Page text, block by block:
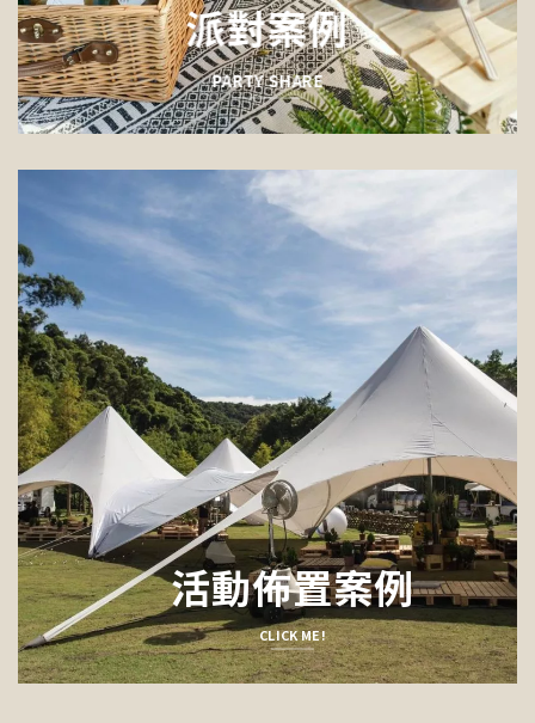
派對案例
PARTY SHARE
活動佈置案例
CLICK ME!